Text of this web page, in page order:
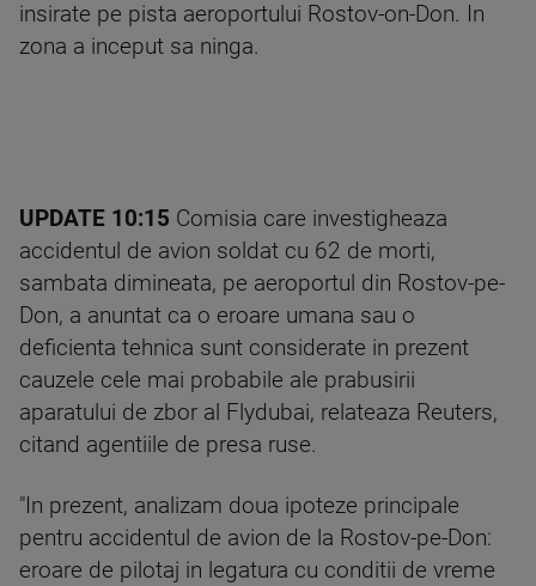
insirate pe pista aeroportului Rostov-on-Don. In
zona a inceput sa ninga.
UPDATE 10:15 Comisia care investigheaza
accidentul de avion soldat cu 62 de morti,
sambata dimineata, pe aeroportul din Rostov-pe-
Don, a anuntat ca o eroare umana sau o
deficienta tehnica sunt considerate in prezent
cauzele cele mai probabile ale prabusirii
aparatului de zbor al Flydubai, relateaza Reuters,
citand agentiile de presa ruse.
"In prezent, analizam doua ipoteze principale
pentru accidentul de avion de la Rostov-pe-Don:
eroare de pilotaj in legatura cu conditii de vreme